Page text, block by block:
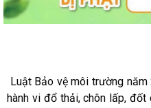
Luật Bảo vệ môi trường
hành vi đổ thải, chôn lấp,